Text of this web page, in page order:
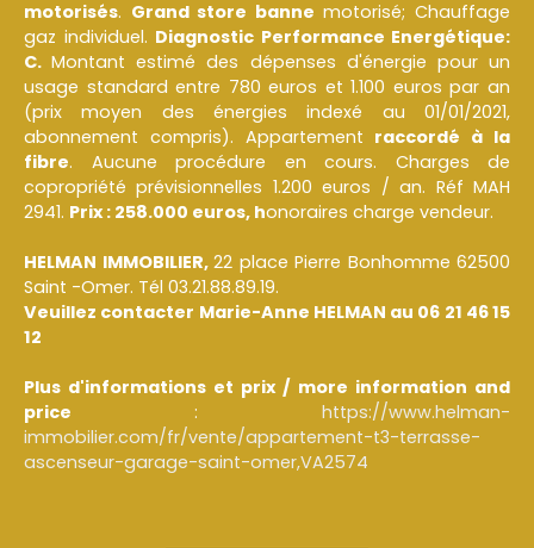
motorisés. Grand store banne motorisé; Chauffage
gaz individuel. Diagnostic Performance Energétique:
C.Montant estimé des dépenses d'énergie pour un
usage standard entre 780 euros et 1.100 euros par an
(prix moyen des énergies indexé au 01/01/2021,
abonnement compris). Appartement raccordé à la
fibre. Aucune procédure en cours. Charges de
copropriété prévisionnelles 1.200 euros / an. Réf MAH
2941. Prix : 258.000 euros, honoraires charge vendeur.
HELMAN IMMOBILIER, 22 place Pierre Bonhomme 62500
Saint -Omer. Tél 03.21.88.89.19.
Veuillez contacter Marie-Anne HELMAN au 06 21 46 15
12
Plus d'informations et prix / more information and
price : https://www.helman-
immobilier.com/fr/vente/appartement-t3-terrasse-
ascenseur-garage-saint-omer,VA2574